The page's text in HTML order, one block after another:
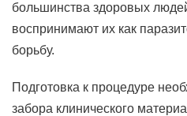
большинства здоровых
воспринимают их как
борьбу.
Подготовка к процедуре
забора клинического